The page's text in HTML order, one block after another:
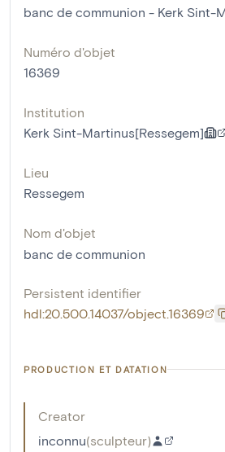
banc de communion - Kerk Sint-
Numéro d'objet
16369
Institution
Kerk Sint-Martinus[Ressegem]
Lieu
Ressegem
Nom d'objet
banc de communion
Persistent identifier
hdl:20.500.14037/object.16369
PRODUCTION ET DATATION
Creator
inconnu(sculpteur)